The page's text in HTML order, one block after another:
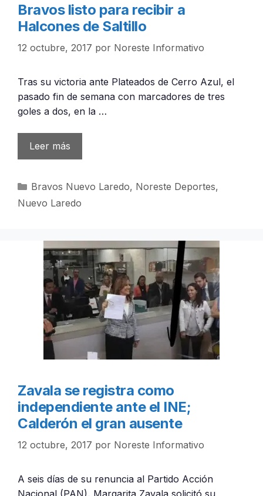
Bravos listo para recibir a
Halcones de Saltillo
12 octubre, 2017 por Noreste Informativo
Tras su victoria ante Plateados de Cerro Azul, el
pasado fin de semana con marcadores de tres
goles a dos, en la …
Leer más
Categorías
Bravos Nuevo Laredo, Noreste Deportes,
Nuevo Laredo
Zavala se registra como
independiente ante el INE;
Calderón el gran ausente
12 octubre, 2017 por Noreste Informativo
A seis días de su renuncia al Partido Acción
Nacional (PAN), Margarita Zavala solicitó su